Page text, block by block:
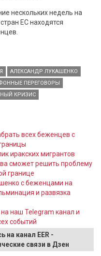
нескольких недель на
ЕС находятся
АЛЕКСАНДР ЛУКАШЕНКО
ПЕРЕГОВОРЫ
КРИЗИС
всех беженцев с
иракских мигрантов
сможет решить проблему
границе
с беженцами на
и развязка
наш Telegram канал и
событий
на канал EER -
связи в Дзен